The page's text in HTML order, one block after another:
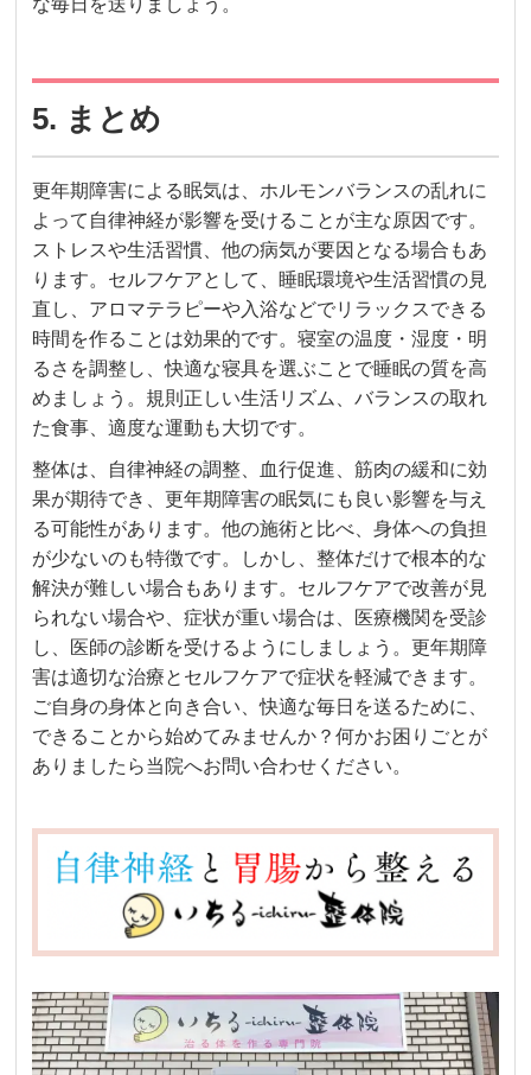
5. まとめ
更年期障害による眠気は、ホルモンバランスの乱れに
よって自律神経が影響を受けることが主な原因です。
ストレスや生活習慣、他の病気が要因となる場合もあ
ります。セルフケアとして、睡眠環境や生活習慣の見
直し、アロマテラピーや入浴などでリラックスできる
時間を作ることは効果的です。寝室の温度・湿度・明
るさを調整し、快適な寝具を選ぶことで睡眠の質を高
めましょう。規則正しい生活リズム、バランスの取れ
た食事、適度な運動も大切です。
整体は、自律神経の調整、血行促進、筋肉の緩和に効
果が期待でき、更年期障害の眠気にも良い影響を与え
る可能性があります。他の施術と比べ、身体への負担
が少ないのも特徴です。しかし、整体だけで根本的な
解決が難しい場合もあります。セルフケアで改善が見
られない場合や、症状が重い場合は、医療機関を受診
し、医師の診断を受けるようにしましょう。更年期障
害は適切な治療とセルフケアで症状を軽減できます。
ご自身の身体と向き合い、快適な毎日を送るために、
できることから始めてみませんか？何かお困りごとが
ありましたら当院へお問い合わせください。